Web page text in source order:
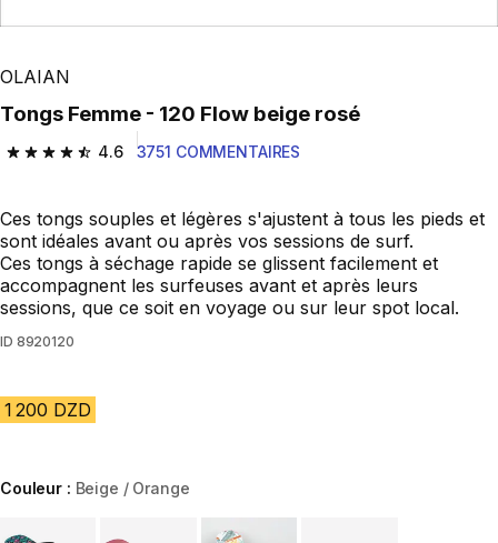
OLAIAN
Tongs Femme - 120 Flow beige rosé
4.6
4.6 out of 5 stars from 3751 reviews
3751 COMMENTAIRES
Ces tongs souples et légères s'ajustent à tous les pieds et
sont idéales avant ou après vos sessions de surf.
Ces tongs à séchage rapide se glissent facilement et
accompagnent les surfeuses avant et après leurs
sessions, que ce soit en voyage ou sur leur spot local.
ID 8920120
1 200 DZD
Couleur : Beige / Orange
Choose a variant